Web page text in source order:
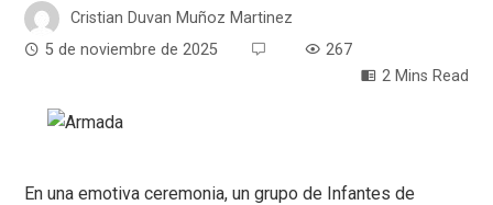
Cristian Duvan Muñoz Martinez
5 de noviembre de 2025
267
2 Mins Read
En una emotiva ceremonia, un grupo de Infantes de